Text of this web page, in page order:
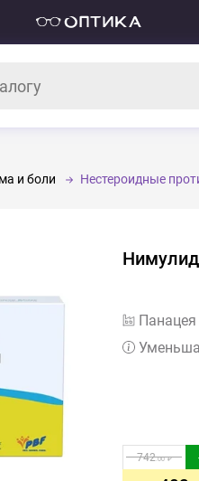
и боли Нестероидные
742.00